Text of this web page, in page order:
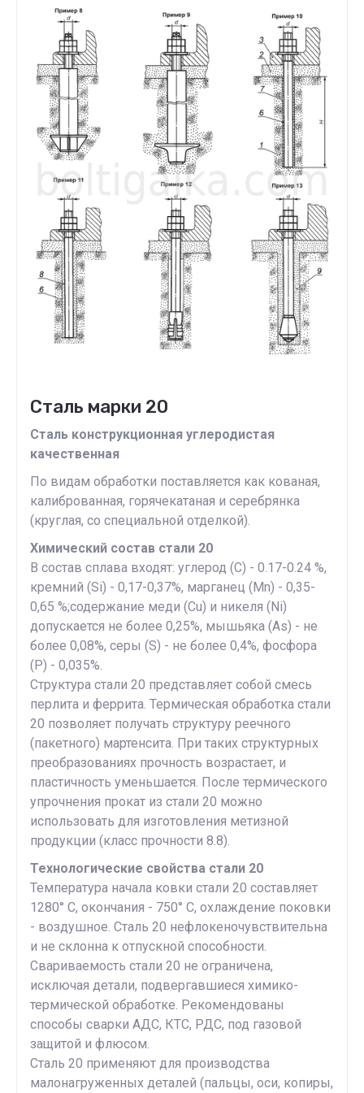
Сталь марки 20
Сталь конструкционная углеродистая
качественная
По видам обработки поставляется как кованая,
калиброванная, горячекатаная и серебрянка
(круглая, со специальной отделкой).
Химический состав стали 20
В состав сплава входят: углерод (C) - 0.17-0.24 %,
кремний (Si) - 0,17-0,37%, марганец (Mn) - 0,35-
0,65 %;содержание меди (Cu) и никеля (Ni)
допускается не более 0,25%, мышьяка (As) - не
более 0,08%, серы (S) - не более 0,4%, фосфора
(Р) - 0,035%.
Структура стали 20 представляет собой смесь
перлита и феррита. Термическая обработка стали
20 позволяет получать структуру реечного
(пакетного) мартенсита. При таких структурных
преобразованиях прочность возрастает, и
пластичность уменьшается. После термического
упрочнения прокат из стали 20 можно
использовать для изготовления метизной
продукции (класс прочности 8.8).
Технологические свойства стали 20
Температура начала ковки стали 20 составляет
1280° С, окончания - 750° С, охлаждение поковки
- воздушное. Сталь 20 нефлокеночувствительна
и не склонна к отпускной способности.
Свариваемость стали 20 не ограничена,
исключая детали, подвергавшиеся химико-
термической обработке. Рекомендованы
способы сварки АДС, КТС, РДС, под газовой
защитой и флюсом.
Сталь 20 применяют для производства
малонагруженных деталей (пальцы, оси, копиры,